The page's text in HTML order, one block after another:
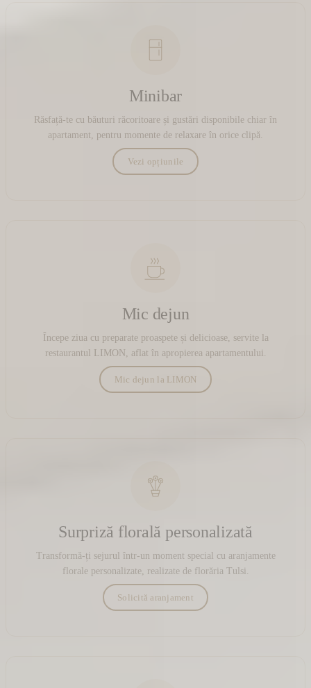
Minibar
Răsfață-te cu băuturi răcoritoare și gustări disponibile chiar în
apartament, pentru momente de relaxare în orice clipă.
Vezi opțiunile
Mic dejun
Începe ziua cu preparate proaspete și delicioase, servite la
restaurantul LIMON, aflat în apropierea apartamentului.
Mic dejun la LIMON
Surpriză florală personalizată
Transformă-ți sejurul într-un moment special cu aranjamente
florale personalizate, realizate de florăria Tulsi.
Solicită aranjament